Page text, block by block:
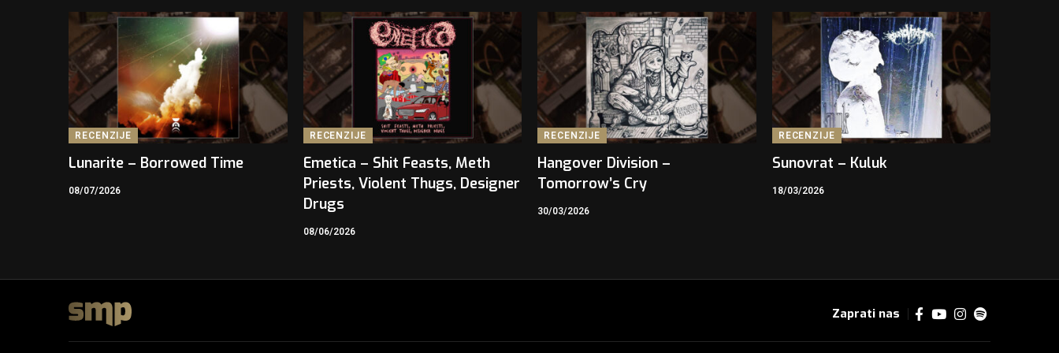
RECENZIJE
Lunarite – Borrowed Time
08/07/2026
RECENZIJE
Emetica – Shit Feasts, Meth
Priests, Violent Thugs, Designer
Drugs
08/06/2026
RECENZIJE
Hangover Division –
Tomorrow’s Cry
30/03/2026
RECENZIJE
Sunovrat – Kuluk
18/03/2026
Zaprati nas